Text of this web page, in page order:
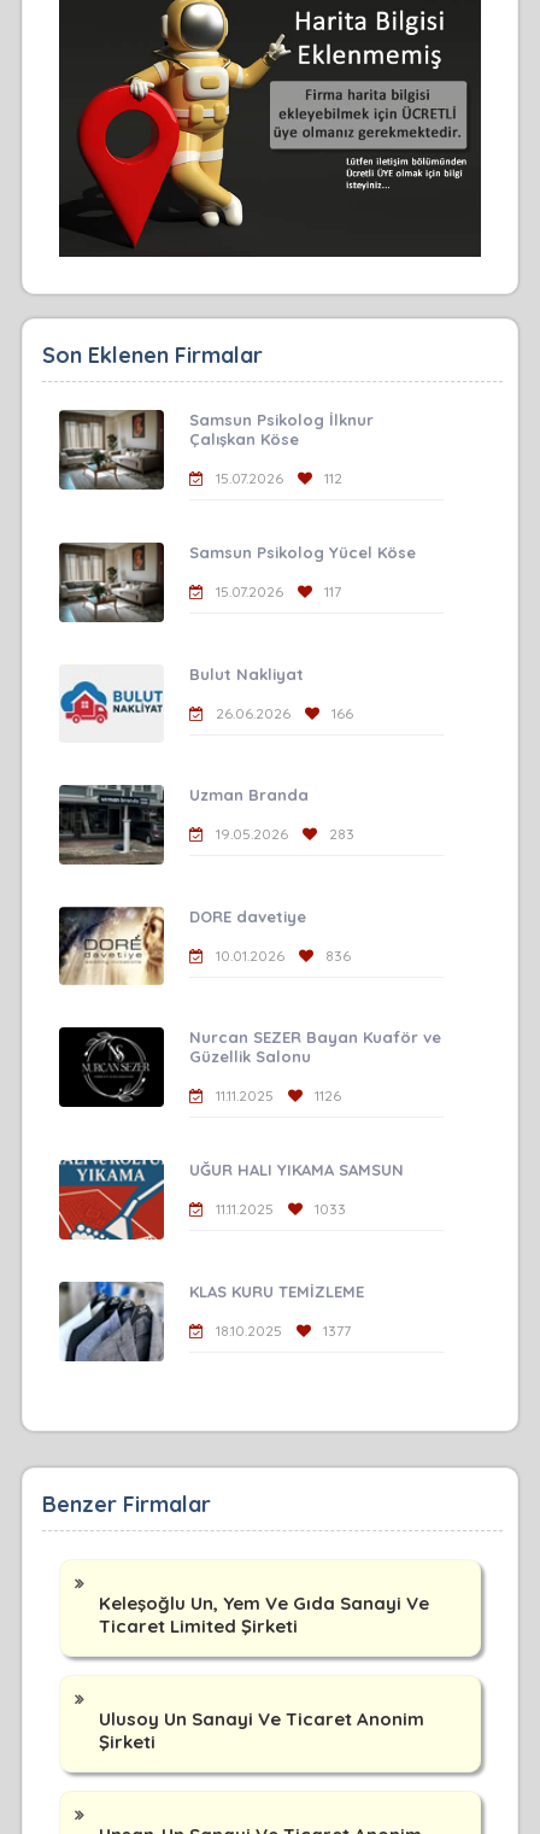
Son Eklenen Firmalar
Samsun Psikolog İlknur
Çalışkan Köse
15.07.2026 112
Samsun Psikolog Yücel Köse
15.07.2026 117
Bulut Nakliyat
26.06.2026 166
Uzman Branda
19.05.2026 283
DORE davetiye
10.01.2026 836
Nurcan SEZER Bayan Kuaför ve
Güzellik Salonu
11.11.2025 1126
UĞUR HALI YIKAMA SAMSUN
11.11.2025 1033
KLAS KURU TEMİZLEME
18.10.2025 1377
Benzer Firmalar
Keleşoğlu Un, Yem Ve Gıda Sanayi Ve
Ticaret Limited Şirketi
Ulusoy Un Sanayi Ve Ticaret Anonim
Şirketi